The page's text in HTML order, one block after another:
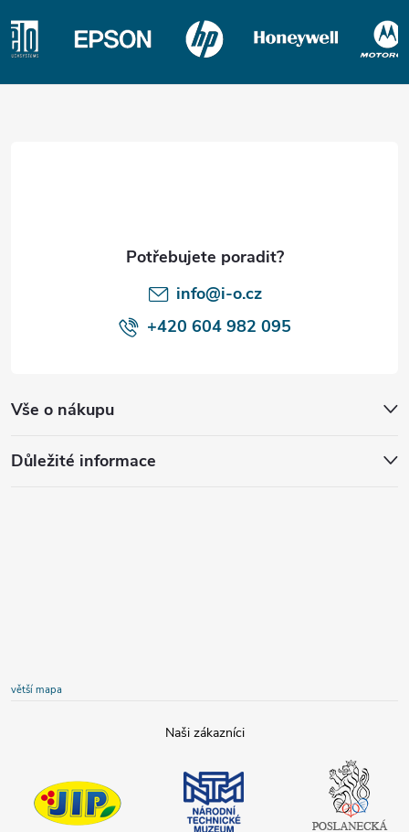
Z
info@i-o.cz
+420 604 982 095
Vše o nákupu
Důležité informace
větší mapa
technické
muzeum
Poslanecká
sněmovna
České
republiky